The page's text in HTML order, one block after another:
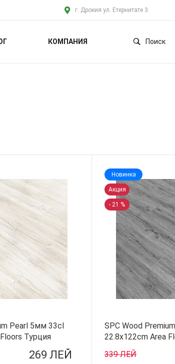
г. Дрокия ул. Етернитате 3
КОМПАНИЯ Поиск
Pearl 5мм 33cl
Турция
269 ЛЕЙ
Новинка
Акция
- 21 %
SPC Wood
22.8x122cm Area
339 ЛЕЙ